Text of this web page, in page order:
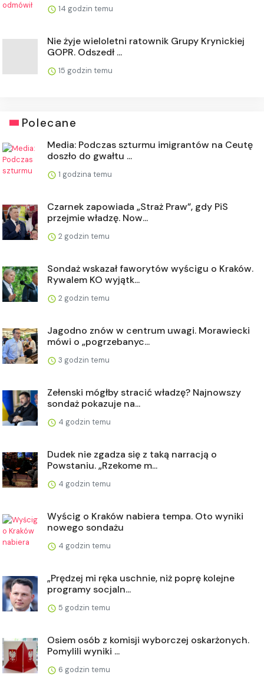
14 godzin temu
Nie żyje wieloletni ratownik Grupy Krynickiej
GOPR. Odszedł ...
15 godzin temu
Polecane
Media: Podczas szturmu imigrantów na Ceutę
doszło do gwałtu ...
1 godzina temu
Czarnek zapowiada „Straż Praw”, gdy PiS
przejmie władzę. Now...
2 godzin temu
Sondaż wskazał faworytów wyścigu o Kraków.
Rywalem KO wyjątk...
2 godzin temu
Jagodno znów w centrum uwagi. Morawiecki
mówi o „pogrzebanyc...
3 godzin temu
Zełenski mógłby stracić władzę? Najnowszy
sondaż pokazuje na...
4 godzin temu
Dudek nie zgadza się z taką narracją o
Powstaniu. „Rzekome m...
4 godzin temu
Wyścig o Kraków nabiera tempa. Oto wyniki
nowego sondażu
4 godzin temu
„Prędzej mi ręka uschnie, niż poprę kolejne
programy socjaln...
5 godzin temu
Osiem osób z komisji wyborczej oskarżonych.
Pomylili wyniki ...
6 godzin temu